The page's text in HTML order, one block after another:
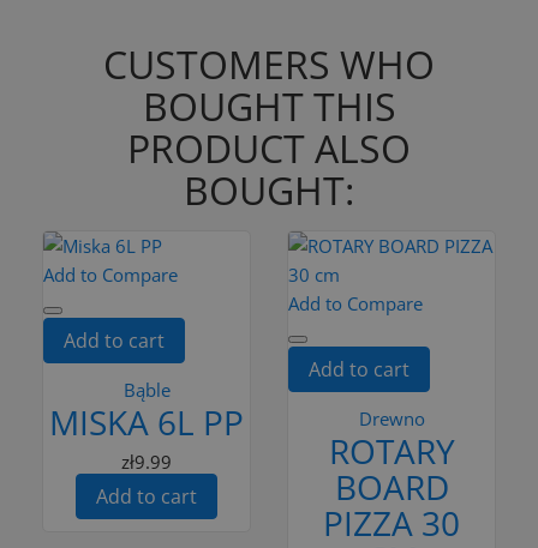
CUSTOMERS WHO
BOUGHT THIS
PRODUCT ALSO
BOUGHT:
Add to Compare
Add to cart
Bąble
MISKA 6L PP
zł9.99
Add to cart
Add to Compare
Add to cart
Drewno
ROTARY
BOARD
PIZZA 30